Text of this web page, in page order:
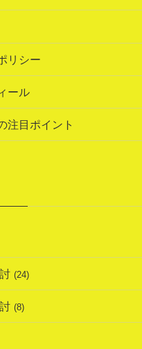
リシー
ール
注目ポイント
(24)
(8)